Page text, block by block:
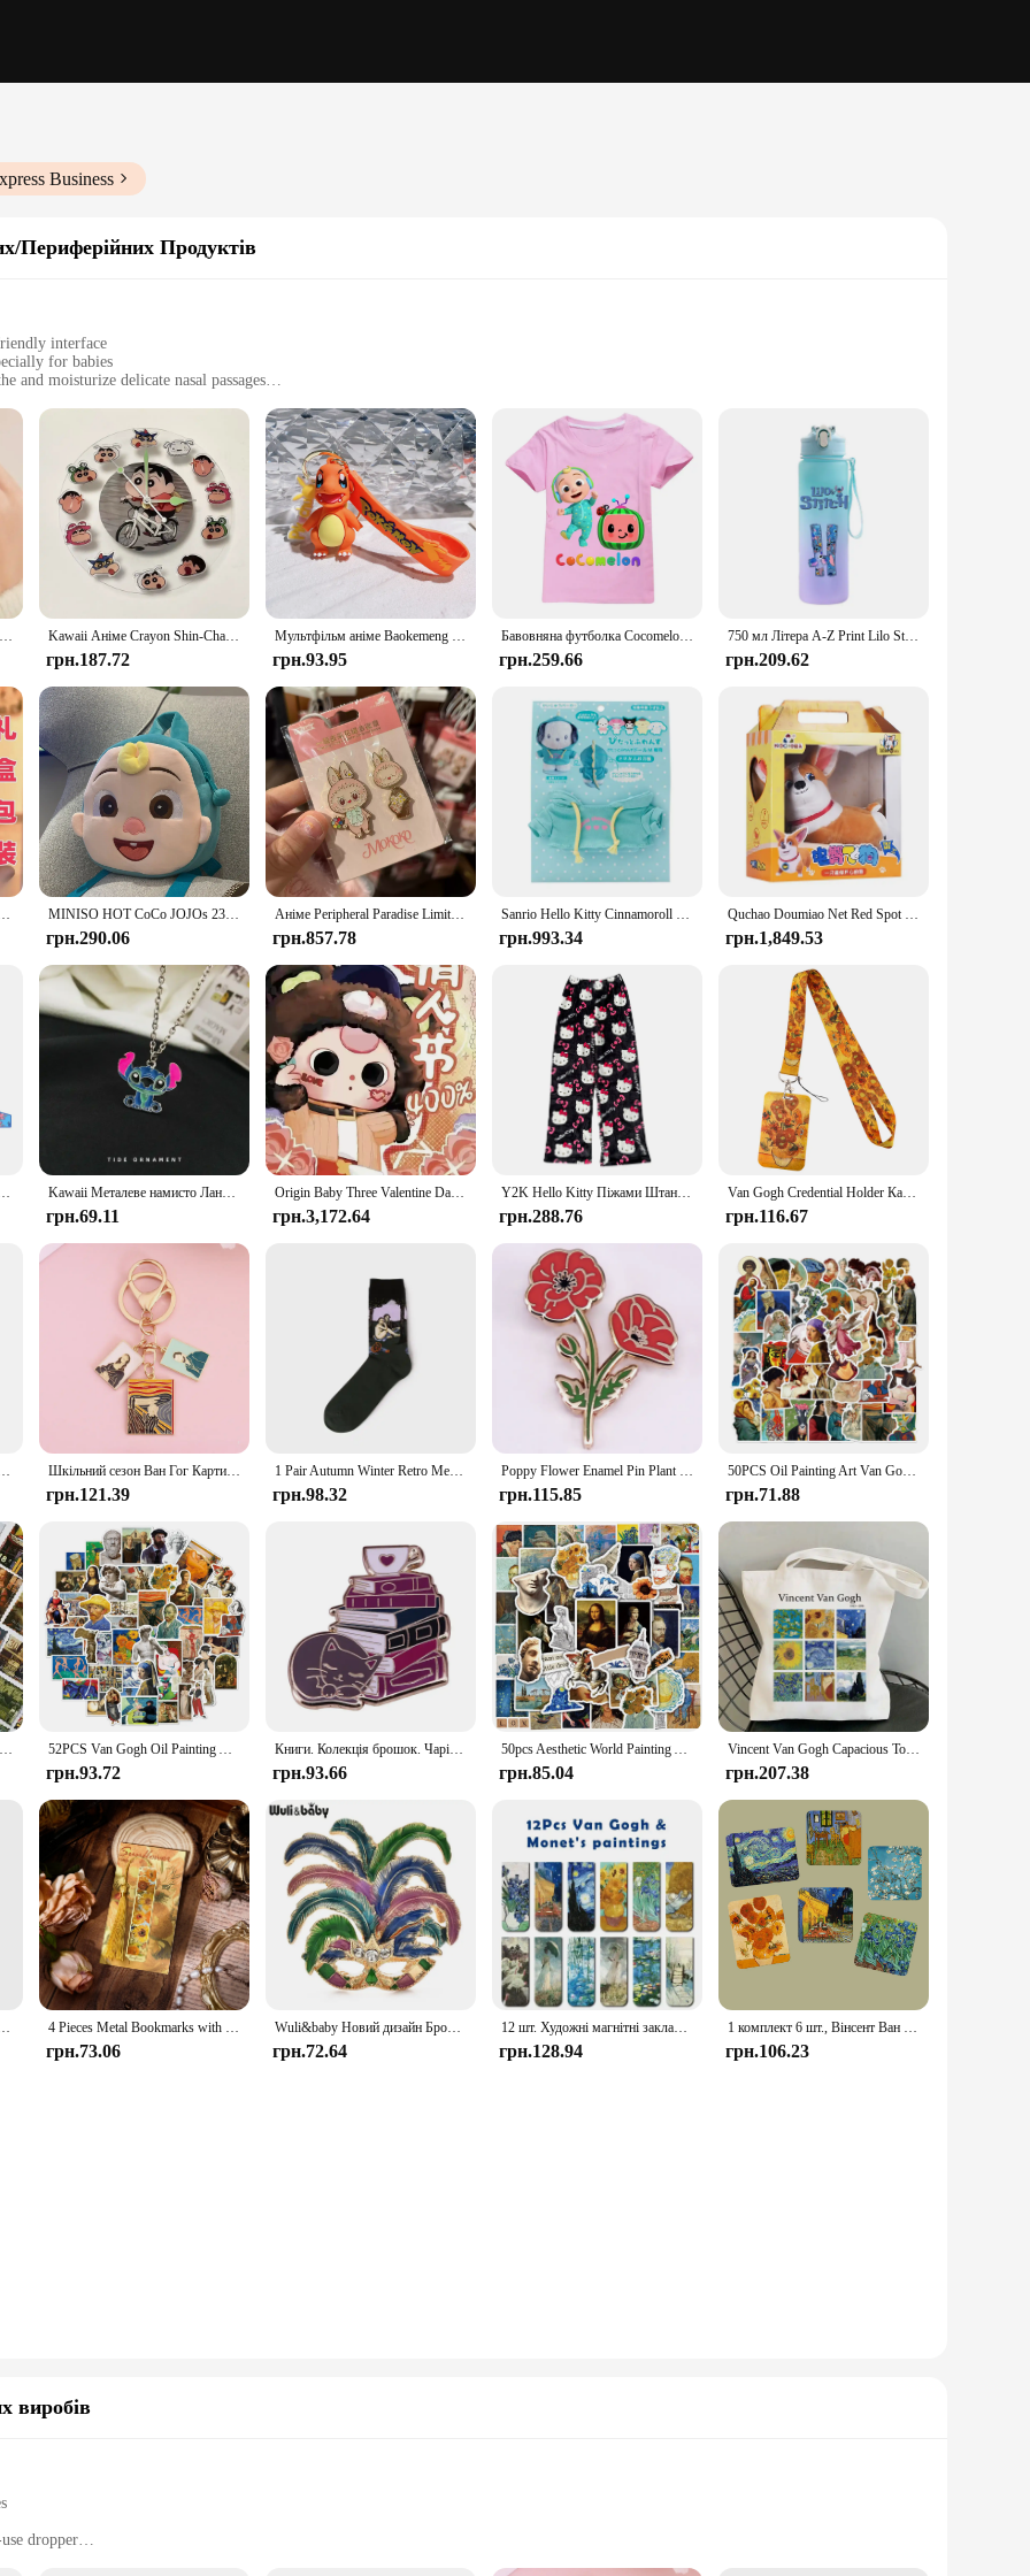
Business
Периферійних Продуктів
interface
for babies
and moisturize delicate nasal passages
and effective solution for their baby's nasal care
who prioritize their baby's nasal health. This comprehensive set includes a syringe and a soft spray nozzle, providing versatile
saline solution is specially designed to soothe and moisturize delicate nasal passages, ensuring your baby's comfort and reducing the
it easy to carry along, making it a perfect companion for on-the-go care.
kit's design is intuitive, allowing parents and caregivers to administer the saline solution with ease. The syringe and soft spray nozzle
you're at home or on the move, the kit's portability ensures that you have the necessary tools to maintain your baby's nasal hygiene.
a welcome addition to any parent's diaper bag.
looking to offer a reliable and effective solution for their customers. The kit's wholesale availability makes it an excellent option for
performance and property are unmatched, ensuring that your customers receive the best care for their baby's nasal health. With the
and caregivers, knowing that they have a trusted product in their hands.
Labubu Mokoko Amusement Park Winter Limited Edition Series New Crossbody Bag Fashion Single Item Креативний різдвяний подарунок Kawaii Аніме Crayon Shin-Chan Акриловий годинник Милий креативний простий настільний кулон Настінні годинники Подарунки
грн.187.72
Мультфільм аніме Baokemeng брелок кулон милий Пікачу може досягти качки лялька сумка автомобіль кулон оптом
грн.93.95
Бавовняна футболка Cocomelones, сорочка з коротким рукавом, літній одяг для хлопчика та дівчинки, топи з літерами йойо з мультфільмом, футболки для сестри та брата, подарунок
грн.259.66
750 мл Літера A-Z Print Lilo Stitch Пляшка для води великої ємності для пиття Портативна мультфільм Аніме Спорт на відкритому повітрі Чашка для води Подарунок для дитини
грн.209.62
класичні іграшки Фігурки тварин Подарунок на день народження для дітей Гарячі розпродажі MINISO HOT CoCo JOJOs 23 см Плюшеві рюкзаки Дитяча сумка на плече Симпатична книжкова сумка Діти Малюки JJ М'яка іграшка Подарунок для дитячого садка
грн.290.06
Аніме Peripheral Paradise Limited Mokoko Sweetheart Series Doll Crossbody Bag Заколка для волосся Шарф і капелюх Блокнот Різдвяний подарунок
грн.857.78
Sanrio Hello Kitty Cinnamoroll My Melody Baby Dress Up Suit Sanrios Baby Pacifier Bottle Plush Set Gifts Box Cute Doll Gifts
грн.993.34
Quchao Doumiao Net Red Spot Cloth Cat Singing and Dancing Simulation Electric Cute Pet Дитяча головоломка Дитяча іграшка
грн.1,849.53
Bags for Women Stich Portable Travel Solid Color Zipper Small Makeup Gifts Kawaii Металеве намисто Ланцюжок Кулон Аксесуари Подарунок дівчатам
грн.69.11
Origin Baby Three Valentine Day Limited 400% Series Trend Toy Hipper Big Doll Figure Ornaments Boyfriend Girlfriend Gift
грн.3,172.64
Y2K Hello Kitty Піжами Штани Sanrio Аніме Жіночі піжамні штани Мультяшна пара Домашній одяг для сну Штани Домашній одяг для відпочинку
грн.288.76
Van Gogh Credential Holder Картина маслом Зоряне небо Шийний ремінь Ремінець для ключа ID Card Тренажерний зал USB Тримач бейджа Брелок Аксесуари
грн.116.67
Art Collection Keyring for Women Men Car Backpack Jewelry Accessories Gift Шкільний сезон Ван Гог Картина маслом Брелок Серія Сплав Зірка Брелок Мультфільм Соняшник Сумка Брелок Студент Художнє оформлення
грн.121.39
1 Pair Autumn Winter Retro Men Socks Couple Socks New Art Van Gogh Mural World Famous Oil Painting Series Funny Socks
грн.98.32
Poppy Flower Enamel Pin Plant Badge Remembrance Day Jewelry Gift
грн.115.85
50PCS Oil Painting Art Van Gogh Stickers For Luggage Laptop Skateboard Pegatinas Toy Decals Stickers
грн.71.88
45 PCS Vintage Van Gogh Monet World Famous Painting Collection Decorative Stickers for Scrapbooking DIY Sealing Crafts 52PCS Van Gogh Oil Painting Art Graffiti Waterproof Stickers Creative Trendy Fridge Car Travel Box Skateboard DecorationStickers
грн.93.72
Книги. Колекція брошок. Чарівне читання. Емальована шпилька. Кава. Ледачий кіт. Вампір. 1984. Заклинання. Значок. Зчитувач. Доповнення.
грн.93.66
50pcs Aesthetic World Painting Artwork Stickers Da Vinci Vincent Van Gogh DIY Graffiti Decal Sticker Kids Toy Gift Waterproof
грн.85.04
Vincent Van Gogh Capacious Tote Bag, Casual Portable Shoulder Bag ,Lightweight Shopping Bag, Big Reusable Canvas Bag
грн.207.38
Gogh Mural World Famous Oil Painting Series Men Socks Funny Socks 4 Pieces Metal Bookmarks with Tassel, Golden Hollow Bookmark Van Gogh Oil Painting Theme Book Mark Bookmarks for Book Lovers
грн.73.06
Wuli&baby Новий дизайн Брошки з пір’ям Обличчя Шпильки для жінок Леді Красива емаль Мистецтво Обличчя Вечірка Повсякденна брошка Шпильки Подарунки
грн.72.64
12 шт. Художні магнітні закладки з відомимими картами Ван Гога та Моне - ідеально підходить для любителів школи, офісу та мистецтва
грн.128.94
1 комплект 6 шт., Вінсент Ван Гог Арт Магніт на холодильник адсорбційне мистецтво в стилі фоновий невідкладимий клей водонепроникна випадкова паста
грн.106.23
виробів
dropper